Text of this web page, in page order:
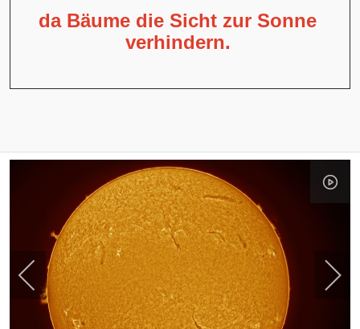
da Bäume die Sicht zur Sonne
verhindern.